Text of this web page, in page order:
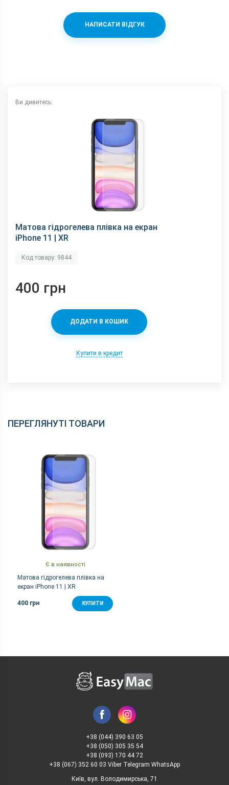
НАПИСАТИ ВІДГУК
Ви дивитесь:
Матова гідрогелева плівка на екран
iPhone 11 | XR
Код товару: 9844
400 грн
ДОДАТИ В КОШИК
Купити в кредит
ПЕРЕГЛЯНУТІ ТОВАРИ
Є в наявності
Матова гідрогелева плівка на
екран iPhone 11 | XR
400 грн КУПИТИ
+38 (044) 390 63 05
+38 (050) 305 35 54
+38 (093) 170 44 72
+38 (067) 352 60 03 Viber Telegram WhatsApp
Київ, вул. Володимирська, 71